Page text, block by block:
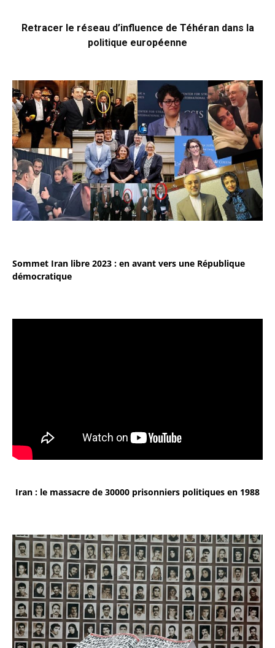
Retracer le réseau d’influence de Téhéran dans la
politique européenne
Sommet Iran libre 2023 : en avant vers une République
démocratique
Iran : le massacre de 30000 prisonniers politiques en 1988